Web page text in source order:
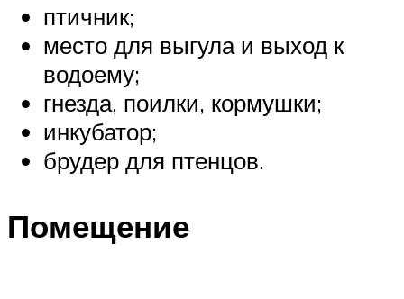
птичник;
место для выгула и выход к
водоему;
гнезда, поилки, кормушки;
инкубатор;
брудер для птенцов.
Помещение